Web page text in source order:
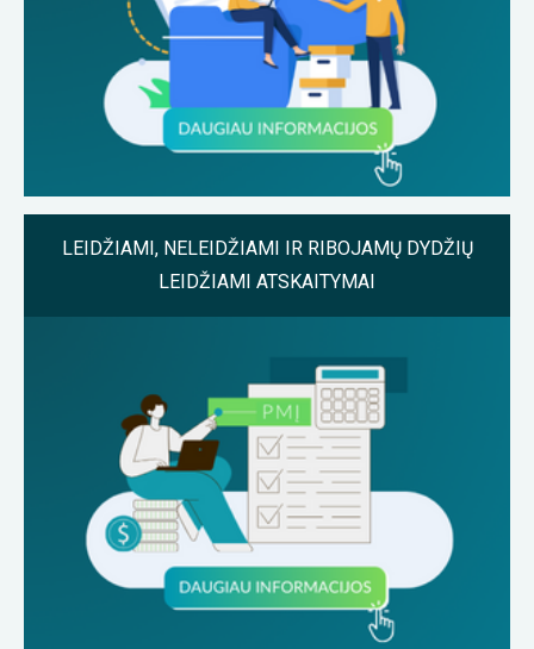
LEIDŽIAMI, NELEIDŽIAMI IR RIBOJAMŲ DYDŽIŲ
LEIDŽIAMI ATSKAITYMAI